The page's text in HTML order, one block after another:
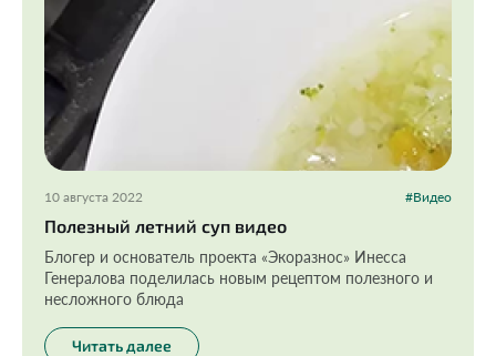
10 августа 2022 #Видео
Полезный летний суп видео
Блогер и основатель проекта «Экоразнос» Инесса
Генералова поделилась новым рецептом полезного и
несложного блюда
Читать далее